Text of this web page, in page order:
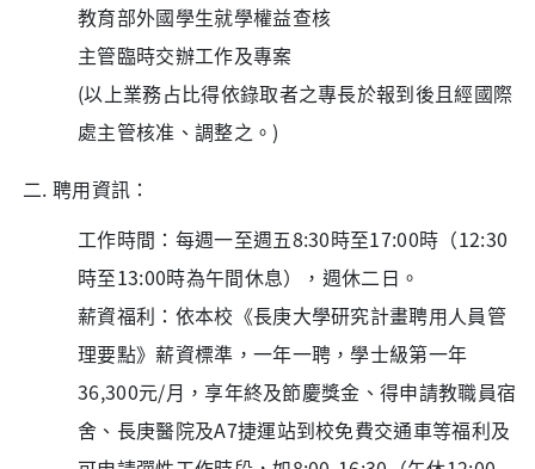
教育部外國學生就學權益查核
主管臨時交辦工作及專案
(以上業務占比得依錄取者之專長於報到後且經國際
處主管核准、調整之。)
聘用資訊：
工作時間：每週一至週五8:30時至17:00時（12:30
時至13:00時為午間休息），週休二日。
薪資福利：依本校《長庚大學研究計畫聘用人員管
理要點》薪資標準，一年一聘，學士級第一年
36,300元/月，享年終及節慶獎金、得申請教職員宿
舍、長庚醫院及A7捷運站到校免費交通車等福利及